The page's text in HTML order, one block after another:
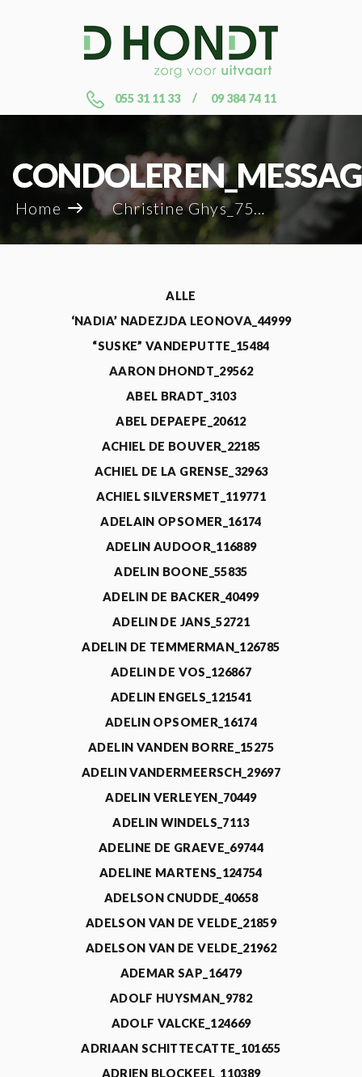
055 31 11 33 09 384 74 11
Home Christine Ghys_75914
ALLE
‘NADIA’ NADEZJDA LEONOVA_44999
“SUSKE” VANDEPUTTE_15484
AARON DHONDT_29562
ABEL BRADT_3103
ABEL DEPAEPE_20612
ACHIEL DE BOUVER_22185
ACHIEL DE LA GRENSE_32963
ACHIEL SILVERSMET_119771
ADELAIN OPSOMER_16174
ADELIN AUDOOR_116889
ADELIN BOONE_55835
ADELIN DE BACKER_40499
ADELIN DE JANS_52721
ADELIN DE TEMMERMAN_126785
ADELIN DE VOS_126867
ADELIN ENGELS_121541
ADELIN OPSOMER_16174
ADELIN VANDEN BORRE_15275
ADELIN VANDERMEERSCH_29697
ADELIN VERLEYEN_70449
ADELIN WINDELS_7113
ADELINE DE GRAEVE_69744
ADELINE MARTENS_124754
ADELSON CNUDDE_40658
ADELSON VAN DE VELDE_21859
ADELSON VAN DE VELDE_21962
ADEMAR SAP_16479
ADOLF HUYSMAN_9782
ADOLF VALCKE_124669
ADRIAAN SCHITTECATTE_101655
ADRIEN BLOCKEEL_110389